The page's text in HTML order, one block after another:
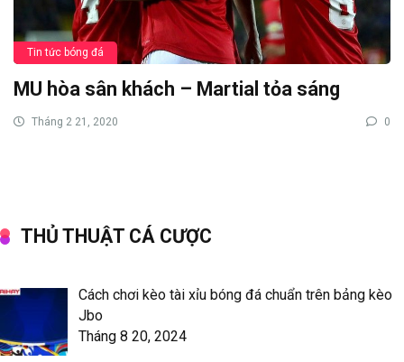
Tin tức bóng đá
MU hòa sân khách – Martial tỏa sáng
Tháng 2 21, 2020 0
THỦ THUẬT CÁ CƯỢC
Cách chơi kèo tài xỉu bóng đá chuẩn trên bảng kèo
Jbo
Tháng 8 20, 2024